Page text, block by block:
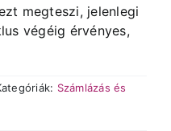
megteszi, jelenlegi
végéig érvényes,
Számlázás és